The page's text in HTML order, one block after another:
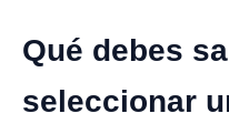
Qué debes
seleccionar